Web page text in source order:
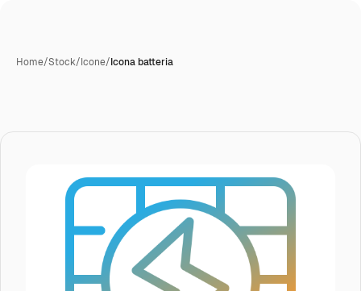
Home/Stock/Icone/Icona batteria